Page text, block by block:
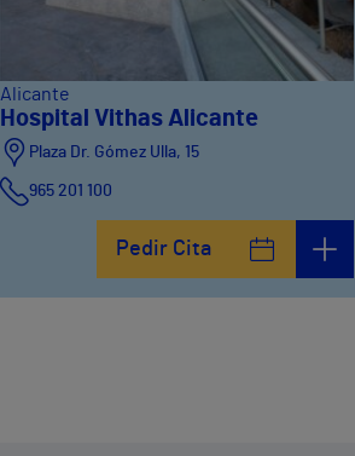
Alicante
Hospital Vithas Alicante
Plaza Dr. Gómez Ulla, 15
965 201 100
Pedir Cita